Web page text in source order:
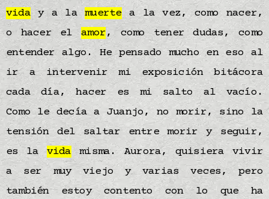
viday a lamuertea la vez, como nacer,
o hacer elamor, como tener dudas, como
entender algo. He pensado mucho en eso al
ir a intervenir mi exposición bitácora
cada día, hacer es mi salto al vacío.
Como le decía a Juanjo, no morir, sino la
tensión del saltar entre morir y seguir,
es lavida misma. Aurora, quisiera vivir
a ser muy viejo y varias veces, pero
también estoy contento con lo que ha